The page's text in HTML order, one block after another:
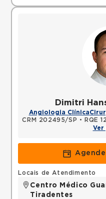
Dimitri
Angiologia Clínica
CRM 202495/SP • RQE
Ver
Locais de Atendimento
Centro Médico
Tiradentes